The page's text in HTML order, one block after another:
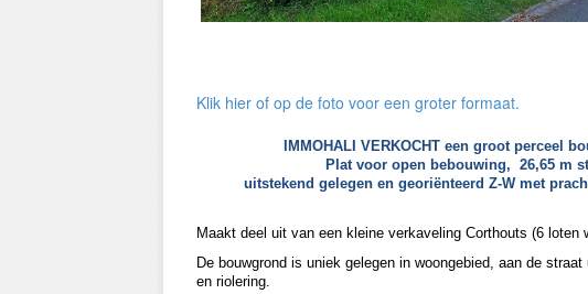
Klik hier of op de foto voor een groter formaat.
IMMOHALI VERKOCHT een groot perceel
Plat voor open bebouwing, 26,65 m
uitstekend gelegen en georiënteerd Z-W met
Maakt deel uit van een kleine verkaveling Corthouts (6 loten
De bouwgrond is uniek gelegen in woongebied, aan de
en riolering.